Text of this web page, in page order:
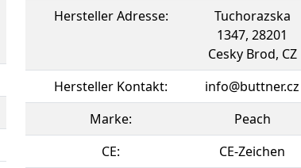
Hersteller Adresse:
Tuchorazska
1347, 28201
Cesky Brod, CZ
Hersteller Kontakt:
info@buttner.cz
Marke:
Peach
CE:
CE-Zeichen